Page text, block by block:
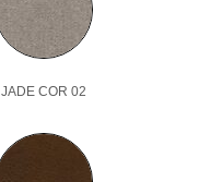
JADE COR 02